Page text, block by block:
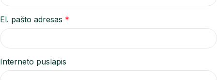
El. pašto adresas *
Interneto puslapis